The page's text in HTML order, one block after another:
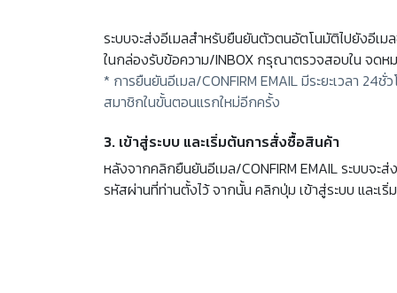
ระบบจะส่งอีเมลสำหรับยืนยันตัวตนอัตโนมัติไปยังอีเม
ในกล่องรับข้อความ/INBOX กรุณาตรวจสอบใน จดห
* การยืนยันอีเมล/CONFIRM EMAIL มีระยะเวลา
สมาชิกในขั้นตอนแรกใหม่อีกครั้ง
3. เข้าสู่ระบบ และเริ่มต้นการสั่งซื้อสินค้า
หลังจากคลิกยืนยันอีเมล/CONFIRM EMAIL ระบบจ
รหัสผ่านที่ท่านตั้งไว้ จากนั้น คลิกปุ่ม เข้าสู่ระบบ และเ